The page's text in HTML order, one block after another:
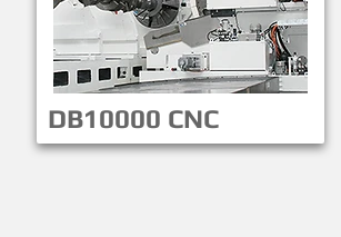
DB10000 CNC